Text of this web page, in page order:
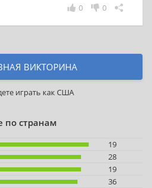
0
0
ВИКТОРИНА
играть какСША
по странам
19
28
19
36